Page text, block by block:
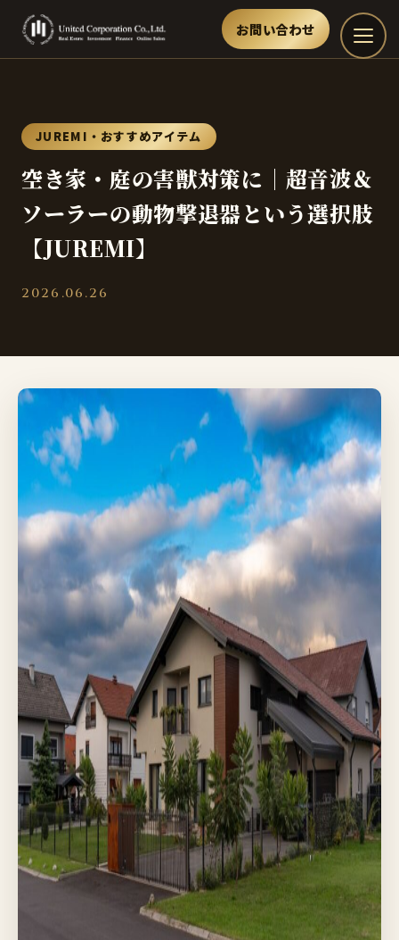
お問い合わせ
JUREMI・おすすめアイテム
空き家・庭の害獣対策に｜超音波＆
ソーラーの動物撃退器という選択肢
【JUREMI】
2026.06.26